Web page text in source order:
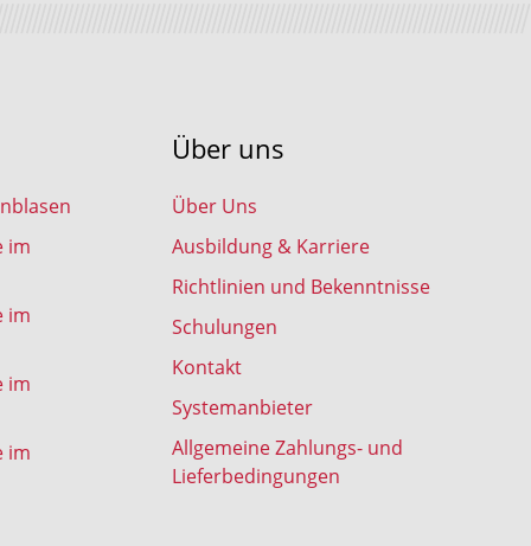
im
im
im
im
Über uns
Über Uns
Ausbildung & Karriere
Richtlinien und Bekenntnisse
Schulungen
Kontakt
Systemanbieter
Allgemeine Zahlungs- und
Lieferbedingungen